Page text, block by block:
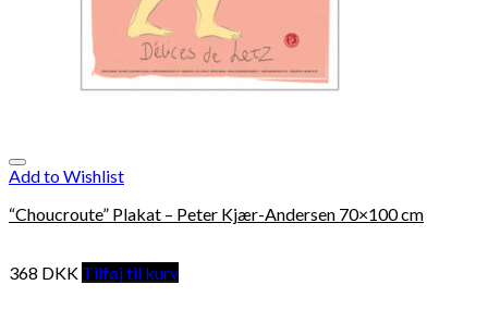
Add to Wishlist
“Choucroute” Plakat – Peter Kjær-Andersen 70×100 cm
368 DKK Tilføj til kurv